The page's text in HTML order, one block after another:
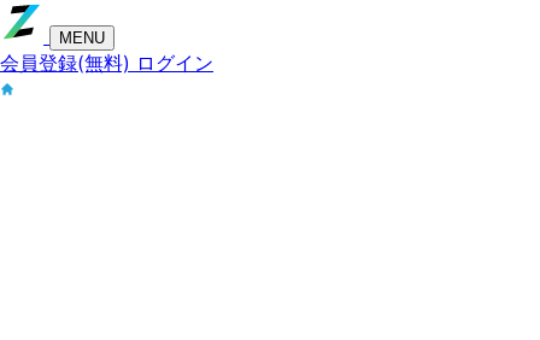
MENU
会員登録(無料) ログイン